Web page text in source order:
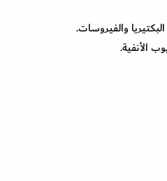
والفيروسات.
الأنفية.